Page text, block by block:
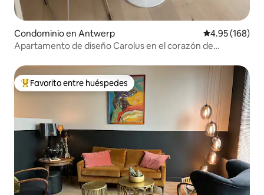
Condominio en Antwerp Calificación
4.95 (168)
Apartamento de diseño Carolus en el corazón de
De los mejores en Favorito entre huéspedes
Favorito entre huéspedes